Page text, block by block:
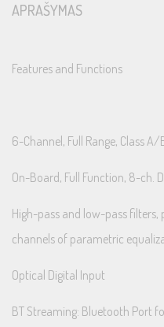
APRAŠYMAS
Features and Functions
6-Channel, Full Range, Class A/
On-Board, Full Function, 8-ch.
High-pass and low-pass filters,
channels of parametric
Optical Digital Input
BT Streaming: Bluetooth Port